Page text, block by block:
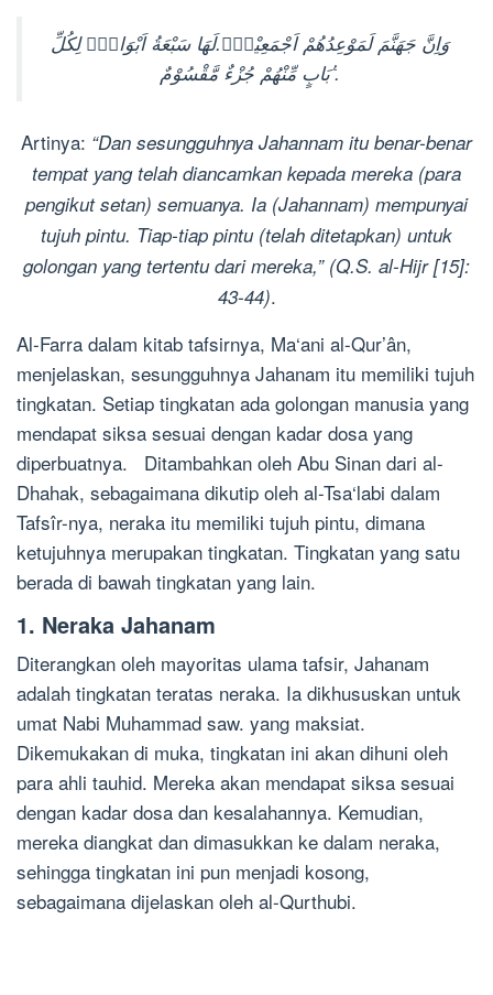
وَاِنَّ جَهَنَّمَ لَمَوْعِدُهُمْ اَجْمَعِيْنَۙ.لَهَا سَبْعَةُ اَبْوَابٍۗ لِكُلِّ
بَابٍ مِّنْهُمْ جُزْءٌ مَّقْسُوْمٌ ࣖ.
Artinya: “Dan sesungguhnya Jahannam itu benar-benar
tempat yang telah diancamkan kepada mereka (para
pengikut setan) semuanya. Ia (Jahannam) mempunyai
tujuh pintu. Tiap-tiap pintu (telah ditetapkan) untuk
golongan yang tertentu dari mereka,” (Q.S. al-Hijr [15]:
43-44).
Al-Farra dalam kitab tafsirnya, Ma‘ani al-Qur’ân,
menjelaskan, sesungguhnya Jahanam itu memiliki tujuh
tingkatan. Setiap tingkatan ada golongan manusia yang
mendapat siksa sesuai dengan kadar dosa yang
diperbuatnya. Ditambahkan oleh Abu Sinan dari al-
Dhahak, sebagaimana dikutip oleh al-Tsa‘labi dalam
Tafsîr-nya, neraka itu memiliki tujuh pintu, dimana
ketujuhnya merupakan tingkatan. Tingkatan yang satu
berada di bawah tingkatan yang lain.
1. Neraka Jahanam
Diterangkan oleh mayoritas ulama tafsir, Jahanam
adalah tingkatan teratas neraka. Ia dikhususkan untuk
umat Nabi Muhammad saw. yang maksiat.
Dikemukakan di muka, tingkatan ini akan dihuni oleh
para ahli tauhid. Mereka akan mendapat siksa sesuai
dengan kadar dosa dan kesalahannya. Kemudian,
mereka diangkat dan dimasukkan ke dalam neraka,
sehingga tingkatan ini pun menjadi kosong,
sebagaimana dijelaskan oleh al-Qurthubi.